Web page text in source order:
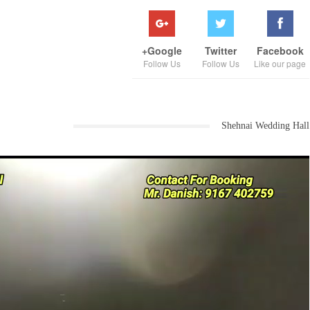
Facebook
Like our page
Twitter
Follow Us
Google+
Follow Us
Shehnai Wedding Hall